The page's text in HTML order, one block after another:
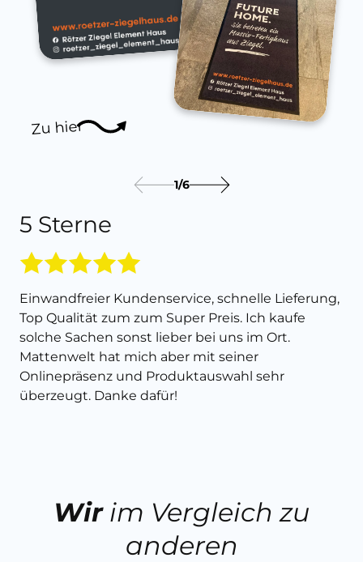
Zu hier
5 Sterne
Einwandfreier Kundenservice, schnelle Lieferung,
Top Qualität zum zum Super Preis. Ich kaufe
solche Sachen sonst lieber bei uns im Ort.
Mattenwelt hat mich aber mit seiner
Onlinepräsenz und Produktauswahl sehr
überzeugt. Danke dafür!
1/6
Wirim Vergleich zu
anderen